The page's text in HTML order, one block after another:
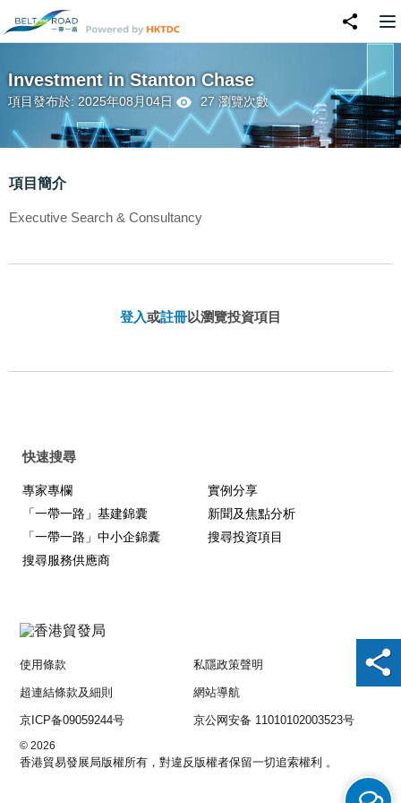
Investment in Stanton Chase
項目發布於: 2025年08月04日 27 瀏覽次數
項目簡介
Executive Search & Consultancy
登入或註冊以瀏覽投資項目
快速搜尋
專家專欄
實例分享
「一帶一路」基建錦囊
新聞及焦點分析
「一帶一路」中小企錦囊
搜尋投資項目
搜尋服務供應商
使用條款 私隱政策聲明
超連結條款及細則 網站導航
京ICP备09059244号 京公网安备 11010102003523号
© 2026
香港貿易發展局版權所有，對違反版權者保留一切追索權利 。